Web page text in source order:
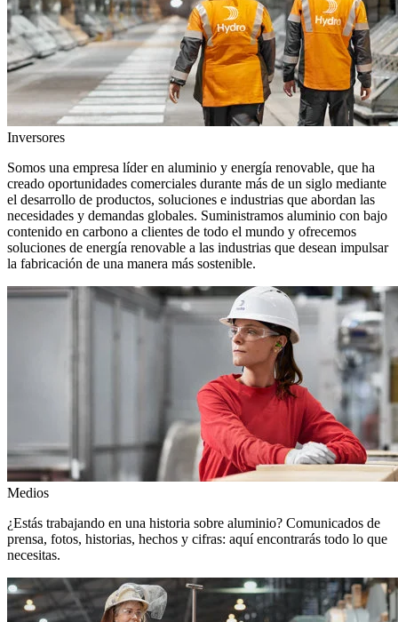
Inversores
Somos una empresa líder en aluminio y energía renovable, que ha
creado oportunidades comerciales durante más de un siglo mediante
el desarrollo de productos, soluciones e industrias que abordan las
necesidades y demandas globales. Suministramos aluminio con bajo
contenido en carbono a clientes de todo el mundo y ofrecemos
soluciones de energía renovable a las industrias que desean impulsar
la fabricación de una manera más sostenible.
Medios
¿Estás trabajando en una historia sobre aluminio? Comunicados de
prensa, fotos, historias, hechos y cifras: aquí encontrarás todo lo que
necesitas.